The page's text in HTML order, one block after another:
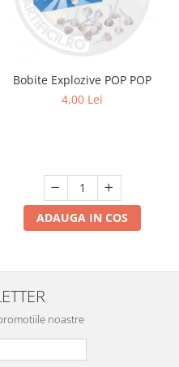
Bobite Explozive POP POP
4,00 Lei
ADAUGA IN COS
noastre